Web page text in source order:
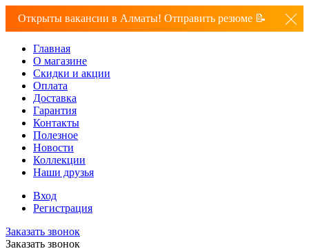
Открыты вакансии в Алматы! Отправить резюме 📝
Главная
О магазине
Скидки и акции
Оплата
Доставка
Гарантия
Контакты
Полезное
Новости
Коллекции
Наши друзья
Вход
Регистрация
Заказать звонок
Заказать звонок